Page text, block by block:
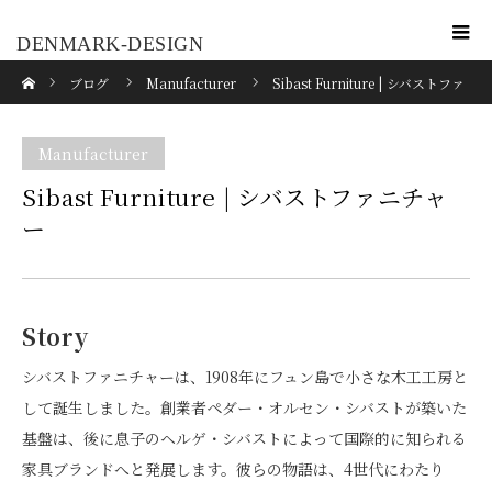
DENMARK-DESIGN
ブログ Manufacturer Sibast Furniture | シバストファ
Manufacturer
Sibast Furniture | シバストファニチャ
ー
Story
シバストファニチャーは、1908年にフュン島で小さな木工工房と
して誕生しました。創業者ペダー・オルセン・シバストが築いた
基盤は、後に息子のヘルゲ・シバストによって国際的に知られる
家具ブランドへと発展します。彼らの物語は、4世代にわたり